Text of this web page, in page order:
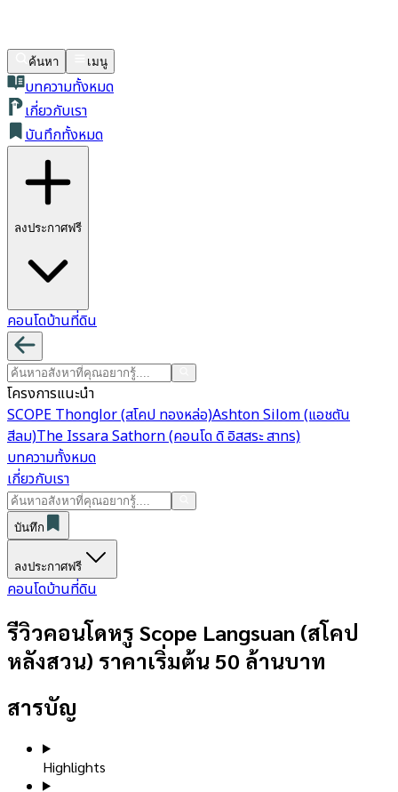
ค้นหา เมนู
บทความทั้งหมด
เกี่ยวกับเรา
บันทึกทั้งหมด
ลงประกาศฟรี
คอนโดบ้านที่ดิน
โครงการแนะนำ
SCOPE Thonglor (สโคป ทองหล่อ)Ashton Silom (แอชตัน
สีลม)The Issara Sathorn (คอนโด ดิ อิสสระ สาทร)
บทความทั้งหมด
เกี่ยวกับเรา
บันทึก
ลงประกาศฟรี
คอนโดบ้านที่ดิน
รีวิวคอนโดหรู Scope Langsuan (สโคป
หลังสวน) ราคาเริ่มต้น 50 ล้านบาท
สารบัญ
Highlights